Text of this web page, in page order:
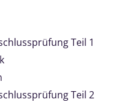
Teil 1
Teil 2